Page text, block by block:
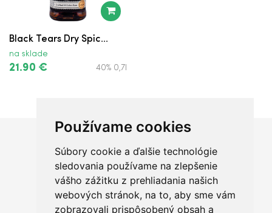
Používame cookies
Súbory cookie a ďalšie technológie
sledovania používame na zlepšenie
vášho zážitku z prehliadania našich
webových stránok, na to, aby sme vám
zobrazovali prispôsobený obsah a
Black Tears Dry Spic...
na sklade
21.90 € 40% 0,7l
Chceš sa radšej porozprávať?